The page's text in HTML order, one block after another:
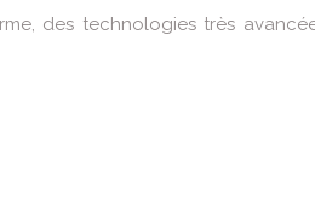
des technologies très